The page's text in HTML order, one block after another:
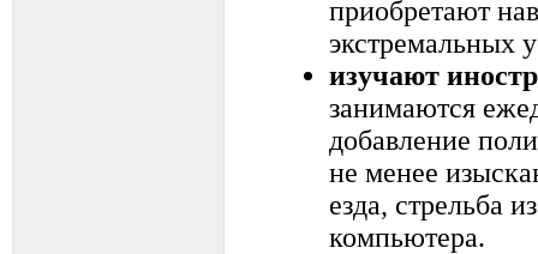
приобретают
экстремальных
изучают
занимаются
добавление
не менее
езда, стрельба
компьютера.